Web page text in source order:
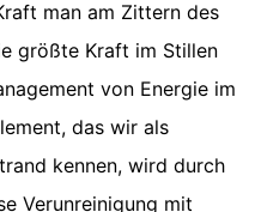
man am Zittern des
größte Kraft im Stillen
von Energie im
das wir als
kennen, wird durch
Verunreinigung mit